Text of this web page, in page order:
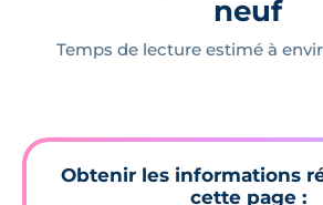
neuf
Temps de lecture estimé à
Obtenir les informations
cette page :